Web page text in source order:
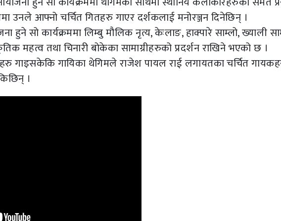
उनले आफ्नो चर्चित गितहरु गाएर दर्शकलाई मनोरञ्जन दिनेछिन् ।
सो कार्यक्रममा लिम्बु मौलिक नृत्य, केःलाङ, हाक्पारे साम्लो, ख्याली
महत्व तथा चिनारी बोकेका सामाग्रीहरुको प्रदर्शन राखिने भएको छ ।
गाइसकेकि गायिका थेगिमले राजेश पायल राई लगायतका चर्चित
।